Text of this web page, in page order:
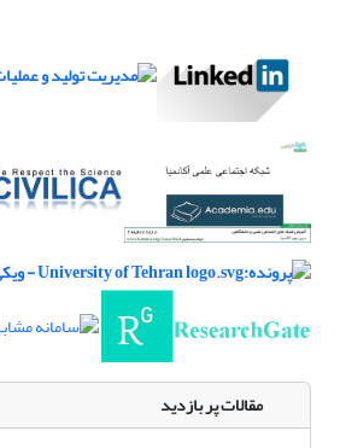
مقالات پر بازدید